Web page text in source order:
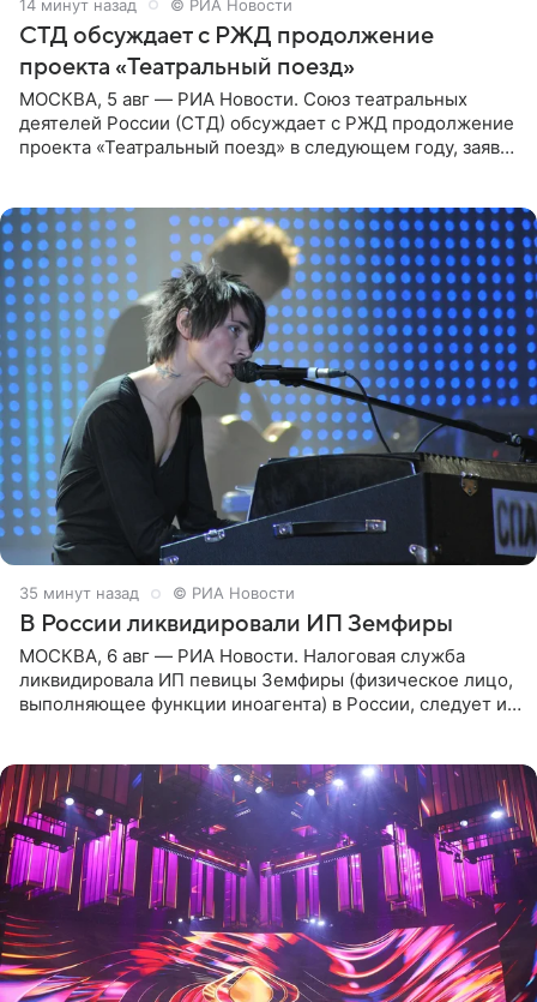
14 минут назад © РИА Новости
СТД обсуждает с РЖД продолжение
проекта «Театральный поезд»
МОСКВА, 5 авг — РИА Новости. Союз театральных
деятелей России (СТД) обсуждает с РЖД продолжение
проекта «Театральный поезд» в следующем году, заявил
35 минут назад © РИА Новости
В России ликвидировали ИП Земфиры
МОСКВА, 6 авг — РИА Новости. Налоговая служба
ликвидировала ИП певицы Земфиры (физическое лицо,
выполняющее функции иноагента) в России, следует из